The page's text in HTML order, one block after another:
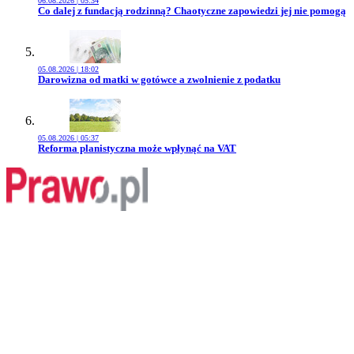
Przejdź do artykułu:
Co dalej z fundacją rodzinną? Chaotyczne zapowiedzi jej nie pomogą
05.08.2026 | 18:02
Przejdź do artykułu:
Darowizna od matki w gotówce a zwolnienie z podatku
05.08.2026 | 05:37
Przejdź do artykułu:
Reforma planistyczna może wpłynąć na VAT